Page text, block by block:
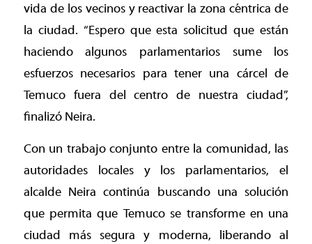
vida de los vecinos y reactivar la zona céntrica de
la ciudad. “Espero que esta solicitud que están
haciendo algunos parlamentarios sume los
esfuerzos necesarios para tener una cárcel de
Temuco fuera del centro de nuestra ciudad”,
finalizó Neira.
Con un trabajo conjunto entre la comunidad, las
autoridades locales y los parlamentarios, el
alcalde Neira continúa buscando una solución
que permita que Temuco se transforme en una
ciudad más segura y moderna, liberando al